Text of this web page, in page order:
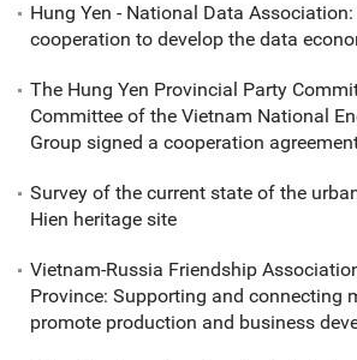
Hung Yen - National Data
cooperation to develop the data
The Hung Yen Provincial Party
Committee of the Vietnam National
Group signed a cooperation
Survey of the current state of the
Hien heritage site
Vietnam-Russia Friendship
Province: Supporting and connecting
promote production and business